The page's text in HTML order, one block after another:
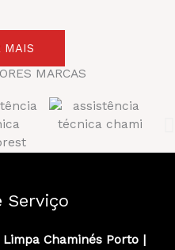
MAIS
MARCAS
Serviço
Limpa Chaminés Porto|